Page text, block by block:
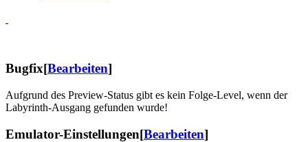
Bugfix[Bearbeiten]
Aufgrund des Preview-Status gibt es kein Folge-Level, wenn der
Labyrinth-Ausgang gefunden wurde!
Emulator-Einstellungen[Bearbeiten]